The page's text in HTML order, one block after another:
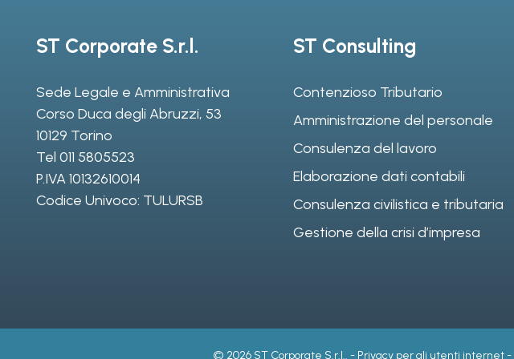
ST Corporate S.r.l.
Sede Legale e Amministrativa
Corso Duca degli Abruzzi, 53
10129 Torino
Tel 011 5805523
P.IVA 10132610014
Codice Univoco: TULURSB
ST Consulting
Contenzioso Tributario
Amministrazione del personale
Consulenza del lavoro
Elaborazione dati contabili
Consulenza civilistica e tributaria
Gestione della crisi d’impresa
© 2026 ST Corporate S.r.l.. - Privacy per gli utenti internet-